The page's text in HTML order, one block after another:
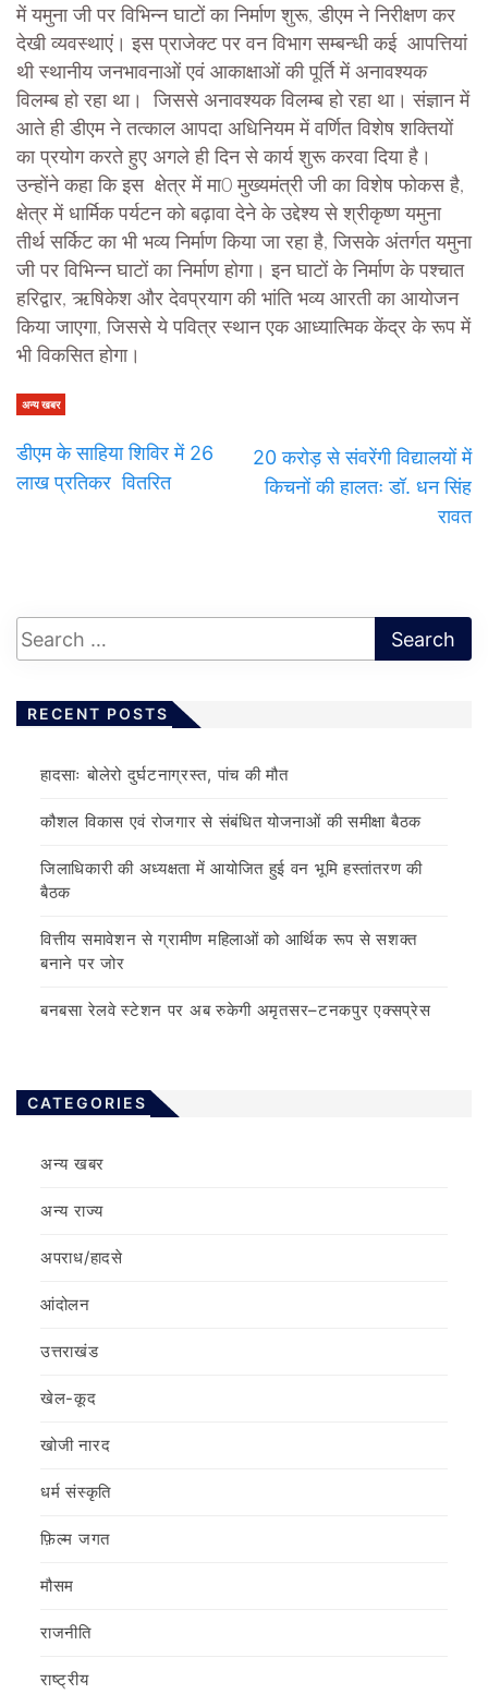
में यमुना जी पर विभिन्न घाटों का निर्माण शुरू, डीएम ने निरीक्षण कर
देखी व्यवस्थाएं। इस प्राजेक्ट पर वन विभाग सम्बन्धी कई आपत्तियां
थी स्थानीय जनभावनाओं एवं आकाक्षाओं की पूर्ति में अनावश्यक
विलम्ब हो रहा था। जिससे अनावश्यक विलम्ब हो रहा था। संज्ञान में
आते ही डीएम ने तत्काल आपदा अधिनियम में वर्णित विशेष शक्तियों
का प्रयोग करते हुए अगले ही दिन से कार्य शुरू करवा दिया है।
उन्होंने कहा कि इस क्षेत्र में मा0 मुख्यमंत्री जी का विशेष फोकस है,
क्षेत्र में धार्मिक पर्यटन को बढ़ावा देने के उद्देश्य से श्रीकृष्ण यमुना
तीर्थ सर्किट का भी भव्य निर्माण किया जा रहा है, जिसके अंतर्गत यमुना
जी पर विभिन्न घाटों का निर्माण होगा। इन घाटों के निर्माण के पश्चात
हरिद्वार, ऋषिकेश और देवप्रयाग की भांति भव्य आरती का आयोजन
किया जाएगा, जिससे ये पवित्र स्थान एक आध्यात्मिक केंद्र के रूप में
भी विकसित होगा।
अन्य खबर
डीएम के साहिया शिविर में 26
लाख प्रतिकर वितरित
20 करोड़ से संवरेंगी विद्यालयों में
किचनों की हालतः डॉ. धन सिंह
रावत
RECENT POSTS
हादसाः बोलेरो दुर्घटनाग्रस्त, पांच की मौत
कौशल विकास एवं रोजगार से संबंधित योजनाओं की समीक्षा बैठक
जिलाधिकारी की अध्यक्षता में आयोजित हुई वन भूमि हस्तांतरण की
बैठक
वित्तीय समावेशन से ग्रामीण महिलाओं को आर्थिक रूप से सशक्त
बनाने पर जोर
बनबसा रेलवे स्टेशन पर अब रुकेगी अमृतसर–टनकपुर एक्सप्रेस
CATEGORIES
अन्य खबर
अन्य राज्य
अपराध/हादसे
आंदोलन
उत्तराखंड
खेल-कूद
खोजी नारद
धर्म संस्कृति
फ़िल्‍म जगत
मौसम
राजनीति
राष्ट्रीय